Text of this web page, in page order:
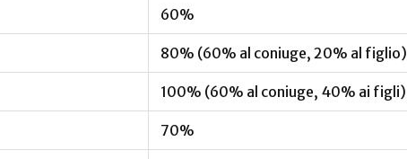
60%
80% (60% al coniuge, 20% al figlio)
100% (60% al coniuge, 40% ai figli)
70%